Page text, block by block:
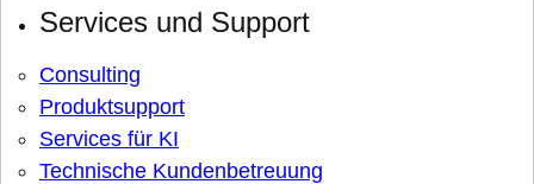
Services und Support
Consulting
Produktsupport
Services für KI
Technische Kundenbetreuung